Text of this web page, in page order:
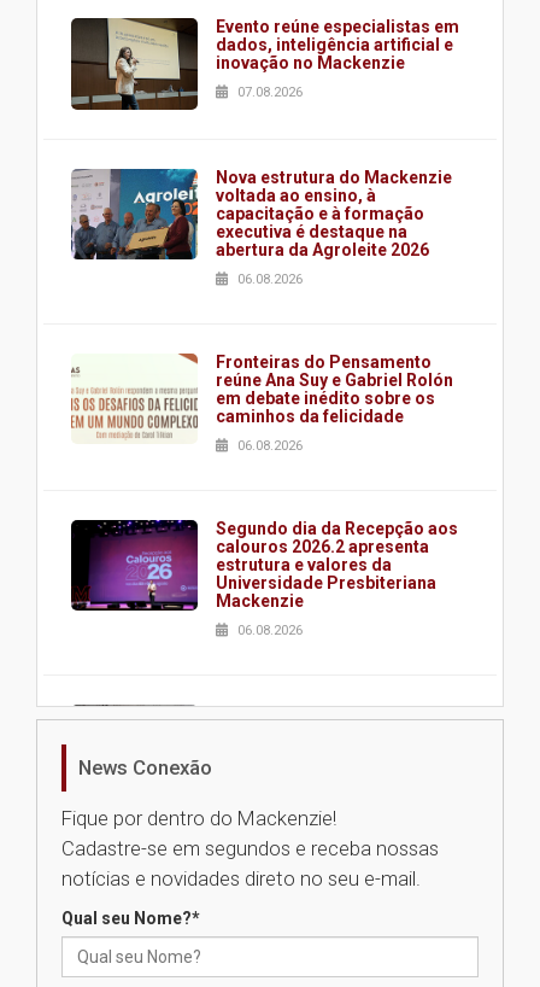
Evento reúne especialistas em
dados, inteligência artificial e
inovação no Mackenzie
07.08.2026
Nova estrutura do Mackenzie
voltada ao ensino, à
capacitação e à formação
executiva é destaque na
abertura da Agroleite 2026
06.08.2026
Fronteiras do Pensamento
reúne Ana Suy e Gabriel Rolón
em debate inédito sobre os
caminhos da felicidade
06.08.2026
Segundo dia da Recepção aos
calouros 2026.2 apresenta
estrutura e valores da
Universidade Presbiteriana
Mackenzie
06.08.2026
Nova apresentação do Centro
Universidade Mackenzie
realizará nova edição da Feira
News Conexão
Fique por dentro do Mackenzie!
Cadastre-se em segundos e receba nossas
notícias e novidades direto no seu e-mail.
Qual seu Nome?*